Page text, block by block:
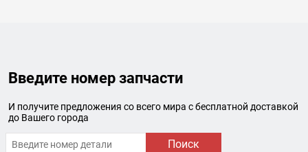
Введите номер запчасти
И получите предложения со всего мира с бесплатной доставкой
до Вашего города
Поиск